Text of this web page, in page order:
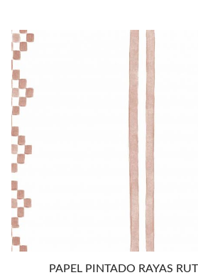
PAPEL PINTADO RAYAS